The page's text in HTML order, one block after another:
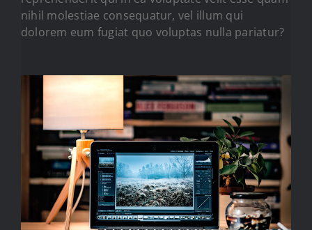
nihil molestiae consequatur, vel illum qui
dolorem eum fugiat quo voluptas nulla pariatur?